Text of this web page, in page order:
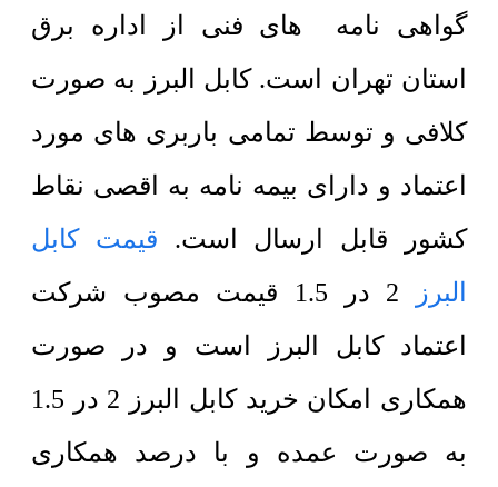
گواهی نامه های فنی از اداره برق
استان تهران است. کابل البرز به صورت
کلافی و توسط تمامی باربری های مورد
اعتماد و دارای بیمه نامه به اقصی نقاط
کشور قابل ارسال است. قیمت کابل
البرز
2 در 1.5 قیمت مصوب شرکت
اعتماد کابل البرز است و در صورت
همکاری امکان خرید کابل البرز 2 در 1.5
به صورت عمده و با درصد همکاری